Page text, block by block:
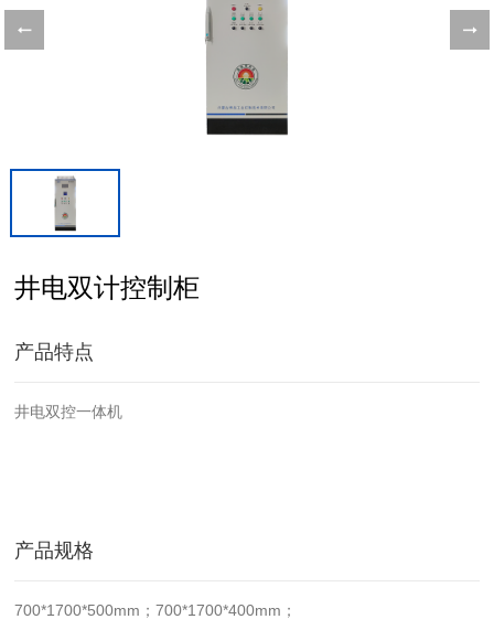
井电双计控制柜
产品特点
井电双控一体机
产品规格
700*1700*500mm；700*1700*400mm；